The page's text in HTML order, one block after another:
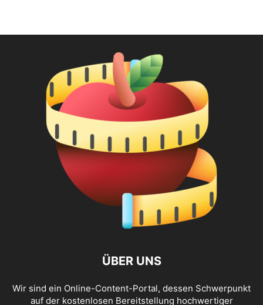
ÜBER UNS
Wir sind ein Online-Content-Portal, dessen Schwerpunkt
auf der kostenlosen Bereitstellung hochwertiger